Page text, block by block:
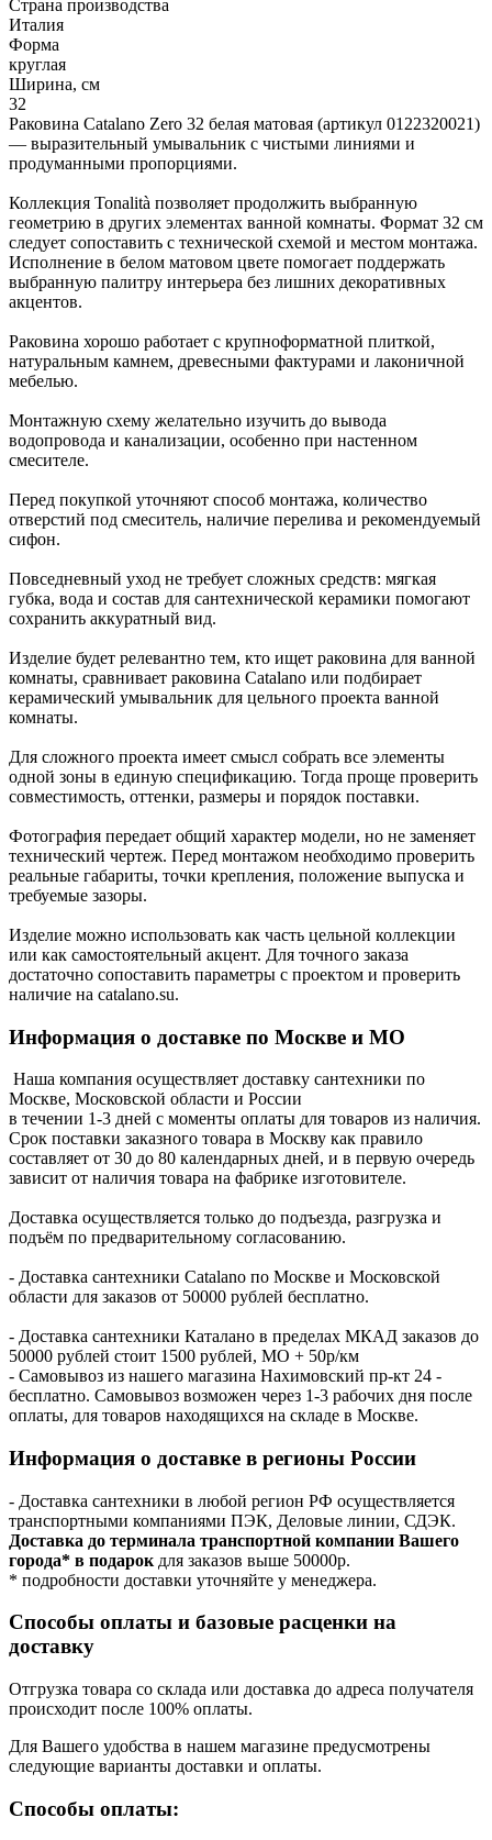
Страна производства
Италия
Форма
круглая
Ширина, см
32
Раковина Catalano Zero 32 белая матовая (артикул 0122320021)
— выразительный умывальник с чистыми линиями и
продуманными пропорциями.
Коллекция Tonalità позволяет продолжить выбранную
геометрию в других элементах ванной комнаты. Формат 32 см
следует сопоставить с технической схемой и местом монтажа.
Исполнение в белом матовом цвете помогает поддержать
выбранную палитру интерьера без лишних декоративных
акцентов.
Раковина хорошо работает с крупноформатной плиткой,
натуральным камнем, древесными фактурами и лаконичной
мебелью.
Монтажную схему желательно изучить до вывода
водопровода и канализации, особенно при настенном
смесителе.
Перед покупкой уточняют способ монтажа, количество
отверстий под смеситель, наличие перелива и рекомендуемый
сифон.
Повседневный уход не требует сложных средств: мягкая
губка, вода и состав для сантехнической керамики помогают
сохранить аккуратный вид.
Изделие будет релевантно тем, кто ищет раковина для ванной
комнаты, сравнивает раковина Catalano или подбирает
керамический умывальник для цельного проекта ванной
комнаты.
Для сложного проекта имеет смысл собрать все элементы
одной зоны в единую спецификацию. Тогда проще проверить
совместимость, оттенки, размеры и порядок поставки.
Фотография передает общий характер модели, но не заменяет
технический чертеж. Перед монтажом необходимо проверить
реальные габариты, точки крепления, положение выпуска и
требуемые зазоры.
Изделие можно использовать как часть цельной коллекции
или как самостоятельный акцент. Для точного заказа
достаточно сопоставить параметры с проектом и проверить
наличие на catalano.su.
Информация о доставке по Москве и МО
Наша компания осуществляет доставку сантехники по
Москве, Московской области и России
в течении 1-3 дней с моменты оплаты для товаров из наличия.
Срок поставки заказного товара в Москву как правило
составляет от 30 до 80 календарных дней, и в первую очередь
зависит от наличия товара на фабрике изготовителе.
Доставка осуществляется только до подъезда, разгрузка и
подъём по предварительному согласованию.
- Доставка сантехники Catalano по Москве и Московской
области для заказов от 50000 рублей бесплатно.
- Доставка сантехники Каталано в пределах МКАД заказов до
50000 рублей стоит 1500 рублей, МО + 50р/км
- Самовывоз из нашего магазина Нахимовский пр-кт 24 -
бесплатно. Самовывоз возможен через 1-3 рабочих дня после
оплаты, для товаров находящихся на складе в Москве.
Информация о доставке в регионы России
- Доставка сантехники в любой регион РФ осуществляется
транспортными компаниями ПЭК, Деловые линии, СДЭК.
Доставка до терминала транспортной компании Вашего
города* в подарок для заказов выше 50000р.
* подробности доставки уточняйте у менеджера.
Способы оплаты и базовые расценки на
доставку
Отгрузка товара со склада или доставка до адреса получателя
происходит после 100% оплаты.
Для Вашего удобства в нашем магазине предусмотрены
следующие варианты доставки и оплаты.
Способы оплаты: